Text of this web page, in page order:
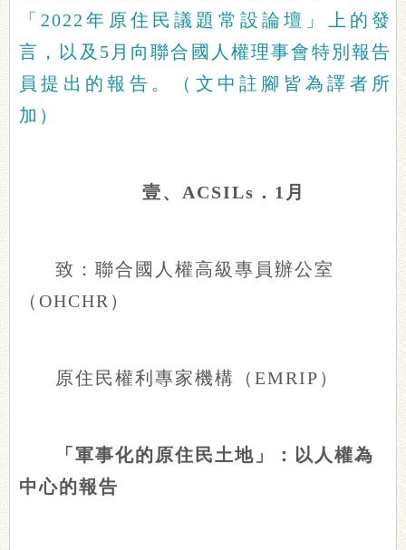
「2022年原住民議題常設論壇」上的發
言，以及5月向聯合國人權理事會特別報告
員提出的報告。（文中註腳皆為譯者所
加）
壹、ACSILs．1月
致：聯合國人權高級專員辦公室
（OHCHR）
原住民權利專家機構（EMRIP）
「軍事化的原住民土地」：以人權為
中心的報告